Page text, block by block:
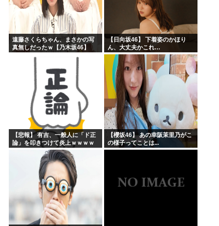
遠藤さくらちゃん、まさかの写
真無しだったｗ【乃木坂46】
【日向坂46】 下着姿のかほり
ん、大丈夫かこれ…
【悲報】 有吉、一般人に「ド正
論」を叩きつけて炎上ｗｗｗｗ
【櫻坂46】 あの幸阪茉里乃がこ
の様子ってことは...